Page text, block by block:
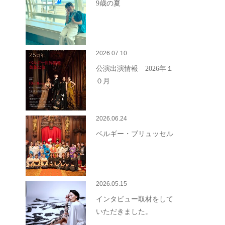
9歳の夏
2026.07.10
公演出演情報 2026年１
０月
2026.06.24
ベルギー・ブリュッセル
2026.05.15
インタビュー取材をして
いただきました。